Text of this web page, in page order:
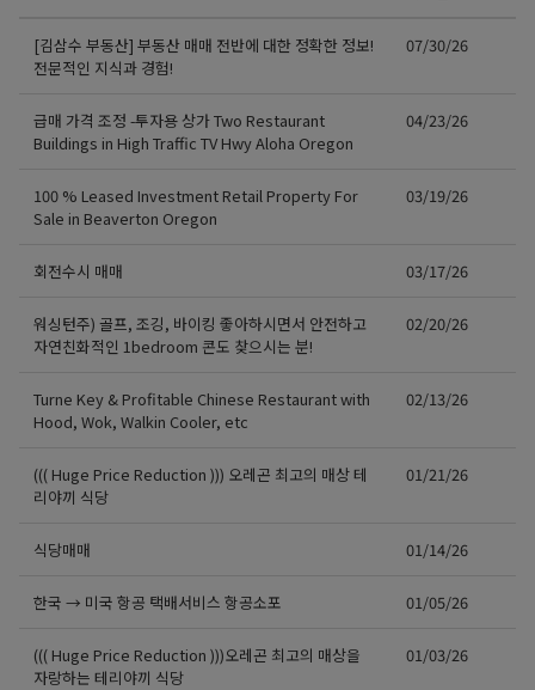
[김삼수 부동산] 부동산 매매 전반에 대한 정확한 정보!
전문적인 지식과 경험!
07/30/26
급매 가격 조정 -투자용 상가 Two Restaurant
Buildings in High Traffic TV Hwy Aloha Oregon
04/23/26
100 % Leased Investment Retail Property For
Sale in Beaverton Oregon
03/19/26
회전수시 매매 03/17/26
워싱턴주) 골프, 조깅, 바이킹 좋아하시면서 안전하고
자연친화적인 1bedroom 콘도 찾으시는 분!
02/20/26
Turne Key & Profitable Chinese Restaurant with
Hood, Wok, Walkin Cooler, etc
02/13/26
((( Huge Price Reduction ))) 오레곤 최고의 매상 테
리야끼 식당
01/21/26
식당매매 01/14/26
한국 → 미국 항공 택배서비스 항공소포 01/05/26
((( Huge Price Reduction )))오레곤 최고의 매상을
자랑하는 테리야끼 식당
01/03/26